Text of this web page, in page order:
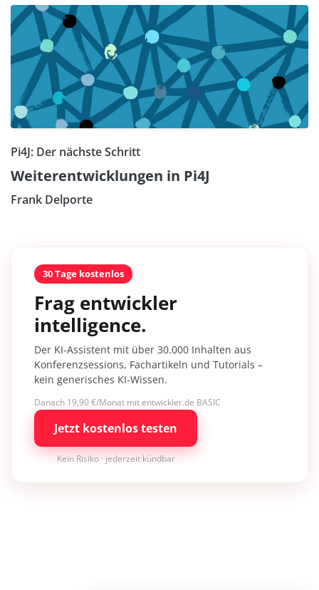
Pi4J: Der nächste Schritt
Weiterentwicklungen in Pi4J
Frank Delporte
30 Tage kostenlos
Frag entwickler
intelligence.
Der KI-Assistent mit über 30.000 Inhalten aus
Konferenzsessions, Fachartikeln und Tutorials –
kein generisches KI-Wissen.
Danach 19,90 €/Monat mit entwickler.de BASIC
Jetzt kostenlos testen
Kein Risiko · jederzeit kündbar